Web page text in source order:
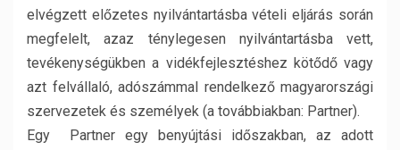
elvégzett előzetes nyilvántartásba vételi eljárás során
megfelelt, azaz ténylegesen nyilvántartásba vett,
tevékenységükben a vidékfejlesztéshez kötődő vagy
azt felvállaló, adószámmal rendelkező magyarországi
szervezetek és személyek (a továbbiakban: Partner).
Egy Partner egy benyújtási időszakban, az adott